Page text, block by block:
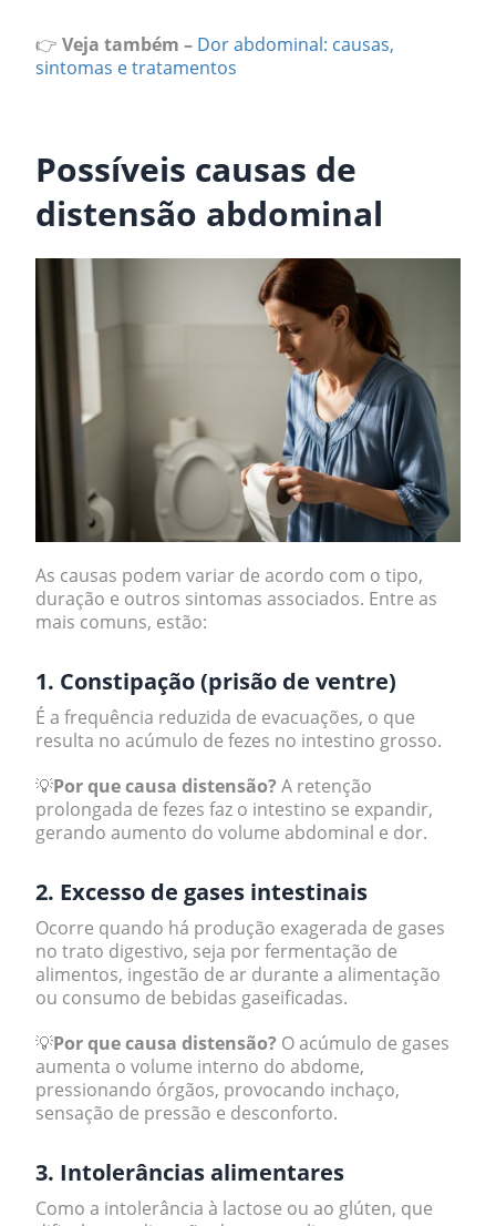
👉 Veja também – Dor abdominal: causas,
sintomas e tratamentos
Possíveis causas de
distensão abdominal
As causas podem variar de acordo com o tipo,
duração e outros sintomas associados. Entre as
mais comuns, estão:
1. Constipação (prisão de ventre)
É a frequência reduzida de evacuações, o que
resulta no acúmulo de fezes no intestino grosso.
💡Por que causa distensão? A retenção
prolongada de fezes faz o intestino se expandir,
gerando aumento do volume abdominal e dor.
2. Excesso de gases intestinais
Ocorre quando há produção exagerada de gases
no trato digestivo, seja por fermentação de
alimentos, ingestão de ar durante a alimentação
ou consumo de bebidas gaseificadas.
💡Por que causa distensão? O acúmulo de gases
aumenta o volume interno do abdome,
pressionando órgãos, provocando inchaço,
sensação de pressão e desconforto.
3. Intolerâncias alimentares
Como a intolerância à lactose ou ao glúten, que